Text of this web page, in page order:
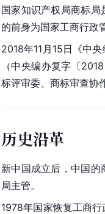
国家知识产权局商标局
的前身为国家工商行政
2018年11月15日《中
（中央编办复字〔
标评审委、商标审查协
历史沿革
新中国成立后，中国的
局主管。
1978年国家恢复工商